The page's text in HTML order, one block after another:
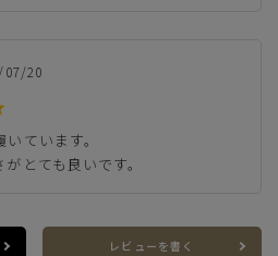
07/20
ています。
とても良いです。
レビューを書く